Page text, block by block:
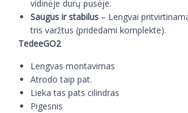
vidinėje durų pusėje.
Saugus ir stabilus – Lengvai
tris varžtus (pridedami komplekte).
TedeeGO2
Lengvas montavimas
Atrodo taip pat.
Lieka tas pats cilindras
Pigesnis